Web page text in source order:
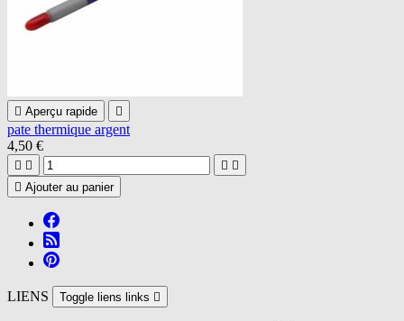
 Aperçu rapide 
pate thermique argent
4,50 €
   
 Ajouter au panier
LIENS Toggle liens links 